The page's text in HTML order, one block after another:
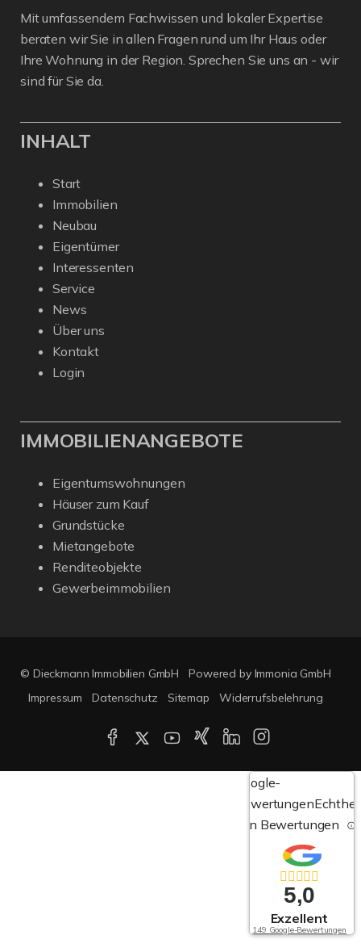
Mit umfassendem Fachwissen und lokaler Expertise
beraten wir Sie in allen Fragen rund um Ihr Haus oder
Ihre Wohnung in der Region. Sprechen Sie uns an - wir
sind für Sie da.
INHALT
Start
Immobilien
Neubau
Eigentümer
Interessenten
Service
News
Über uns
Kontakt
Login
IMMOBILIENANGEBOTE
Eigentumswohnungen
Häuser zum Kauf
Grundstücke
Mietangebote
Renditeobjekte
Gewerbeimmobilien
© Dieckmann Immobilien GmbH
Powered by Immonia GmbH
Impressum
Datenschutz Sitemap Widerrufsbelehrung
Google-
Bewertungen
von Bewertungen
5,0
Exzellent
149 Google-Bewertungen